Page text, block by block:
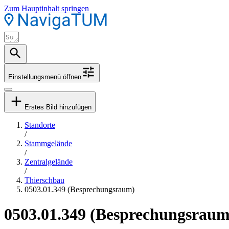
Zum Hauptinhalt springen
Einstellungsmenü öffnen
Erstes Bild hinzufügen
Standorte
/
Stammgelände
/
Zentralgelände
/
Thierschbau
0503.01.349 (Besprechungsraum)
0503.01.349